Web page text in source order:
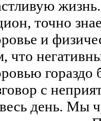
точно
и
что
с
день. Мы